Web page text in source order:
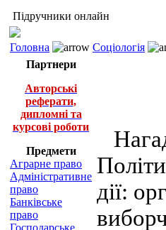
Підручники онлайн
Головна Соціологія
Партнери
Авторські
реферати,
дипломні та
курсові роботи
Предмети
Аграрне право
Адміністративне
право
Банківське
право
Господарське
дії: